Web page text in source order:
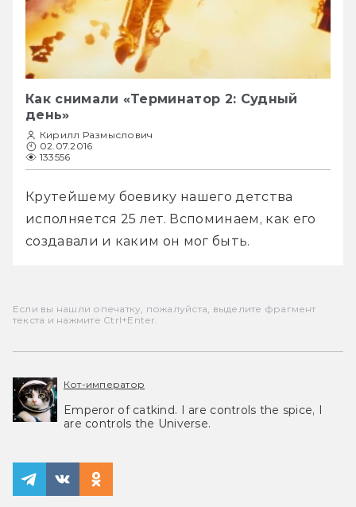
Как снимали «Терминатор 2: Судный
день»
Кирилл Размыслович
02.07.2016
133556
Крутейшему боевику нашего детства
исполняется 25 лет. Вспоминаем, как его
создавали и каким он мог быть.
Если вы нашли опечатку, пожалуйста, выделите фрагмент
текста и нажмите Ctrl+Enter.
Кот-император
Emperor of catkind. I are controls the spice, I
are controls the Universe.